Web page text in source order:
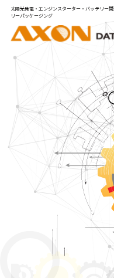
太陽光発電・エンジンスターター・バッテリー
リーパッケージング